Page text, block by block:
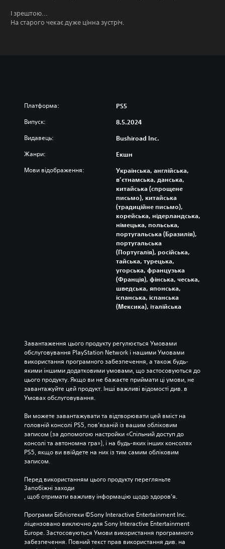
І зрештою...
На старого чекає дуже цінна зустріч.
Платформа: PS5
Випуск: 8.5.2024
Видавець: Bushiroad Inc.
Жанри: Екшн
Мови відображення:
Українська, англійська,
в’єтнамська, данська,
китайська (спрощене
письмо), китайська
(традиційне письмо),
корейська, нідерландська,
німецька, польська,
португальська (Бразилія),
португальська
(Португалія), російська,
тайська, турецька,
угорська, французька
(Франція), фінська, чеська,
шведська, японська,
іспанська, іспанська
(Мексика), італійська
Завантаження цього продукту регулюється Умовами
обслуговування PlayStation Network і нашими Умовами
використання програмного забезпечення, а також будь-
якими іншими додатковими умовами, що застосовуються до
цього продукту. Якщо ви не бажаєте приймати ці умови, не
завантажуйте цей продукт. Інші важливі відомості див. в
Умовах обслуговування.
Ви можете завантажувати та відтворювати цей вміст на
головній консолі PS5, пов’язаній із вашим обліковим
записом (за допомогою настройки «Спільний доступ до
консолі та автономна гра»), і на будь-яких інших консолях
PS5, якщо ви ввійдете на них із тим самим обліковим
записом.
Перед використанням цього продукту перегляньте
Запобіжні заходи
, щоб отримати важливу інформацію щодо здоров’я.
Програми Бібліотеки ©Sony Interactive Entertainment Inc.
ліцензовано виключно для Sony Interactive Entertainment
Europe. Застосовуються Умови використання програмного
забезпечення. Повний текст прав використання див. на